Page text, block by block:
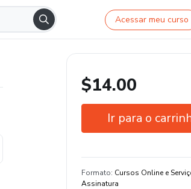
Acessar meu curso
$14.00
Ir para o
Formato: Cursos Online e
Assinatura